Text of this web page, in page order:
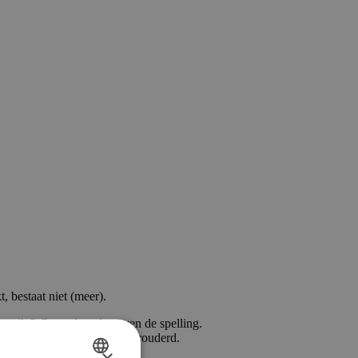
bestaat niet (meer).
Controleer dan even de spelling.
is die waarschijnlijk verouderd.